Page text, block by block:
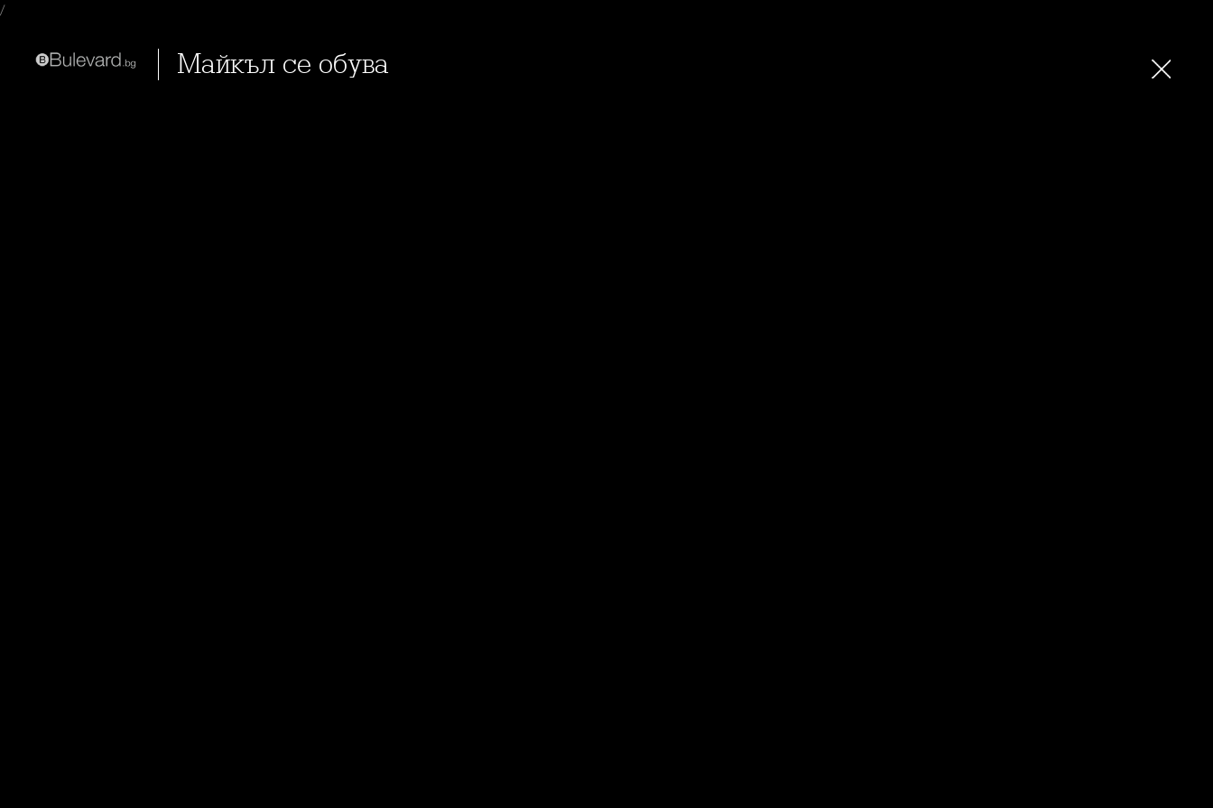
/
Майкъл се обува